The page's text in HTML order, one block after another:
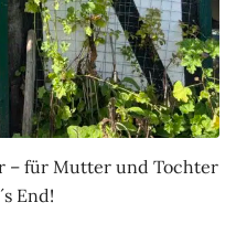
– für Mutter und Tochter
End!